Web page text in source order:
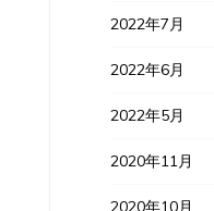
2022年7月
2022年6月
2022年5月
2020年11月
2020年10月